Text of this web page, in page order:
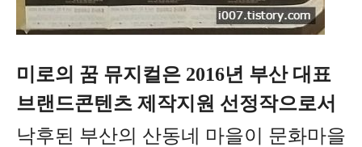
미로의 꿈 뮤지컬은 2016년 부산 대표
브랜드콘텐츠 제작지원 선정작으로서
낙후된 부산의 산동네 마을이 문화마을